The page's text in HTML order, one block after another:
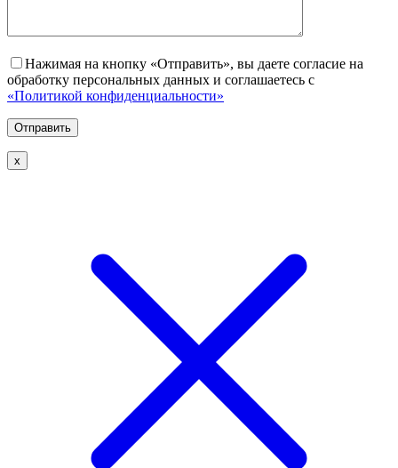
Нажимая на кнопку «Отправить», вы даете согласие на
обработку персональных данных и соглашаетесь с
«Политикой конфиденциальности»
х